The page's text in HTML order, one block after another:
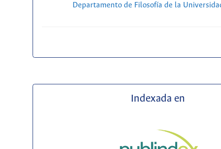
Departamento de Filosofía de la
Indexada en